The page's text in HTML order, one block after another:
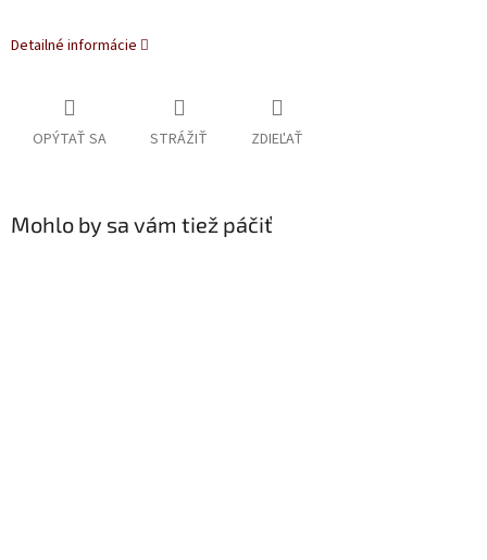
Detailné informácie
OPÝTAŤ SA STRÁŽIŤ ZDIEĽAŤ
Mohlo by sa vám tiež páčiť